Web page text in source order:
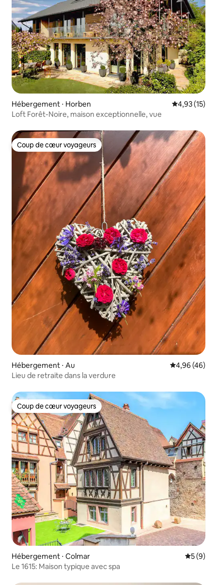
Hébergement ⋅ Horben Évaluation
4,93 (15)
Loft Forêt-Noire, maison exceptionnelle, vue
Coup de cœur voyageurs
Coup de cœur voyageurs
Hébergement ⋅ Au Évaluation
4,96 (46)
Lieu de retraite dans la verdure
Coup de cœur voyageurs
Coup de cœur voyageurs
Hébergement ⋅ Colmar
5 (9)
Le 1615: Maison typique avec spa